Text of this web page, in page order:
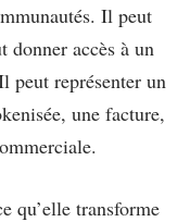
Il peut
donner accès à un
peut représenter un
une facture,
qu’elle transforme